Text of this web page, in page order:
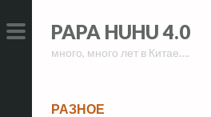
to
PRIMARY
to
PAPA HUHU 4.0
много, много лет в Китае….
РАЗНОЕ